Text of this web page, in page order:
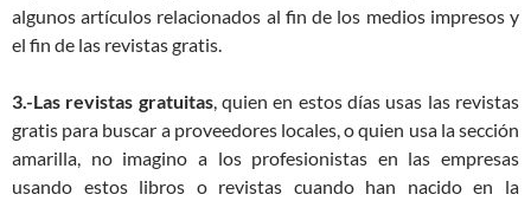
algunos artículos relacionados al fin de los medios impresos y
el fin de las revistas gratis.
3.-Las revistas gratuitas, quien en estos días usas las revistas
gratis para buscar a proveedores locales, o quien usa la sección
amarilla, no imagino a los profesionistas en las empresas
usando estos libros o revistas cuando han nacido en la